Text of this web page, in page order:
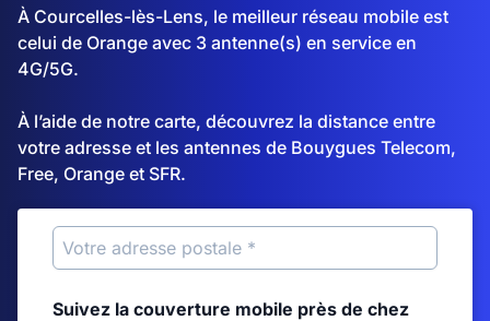
À Courcelles-lès-Lens, le meilleur réseau mobile est
celui de Orange avec 3 antenne(s) en service en
4G/5G.
À l’aide de notre carte, découvrez la distance entre
votre adresse et les antennes de Bouygues Telecom,
Free, Orange et SFR.
Suivez la couverture mobile près de chez